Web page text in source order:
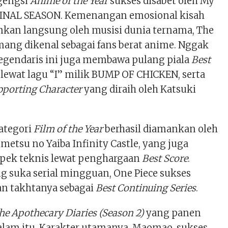
SEASON. Kemenangan emosional kisah
langsung oleh musisi dunia ternama, The
dikenal sebagai fans berat anime. Nggak
ini juga membawa pulang pialaBest
lagu “I” milik BUMP OF CHICKEN, serta
Characteryang diraih oleh Katsuki
Film of the Yearberhasil diamankan oleh
no Yaiba Infinity Castle, yang juga
teknis lewat penghargaanBest Score.
suka serial mingguan, One Piece sukses
takhtanya sebagaiBest Continuing Series.
Apothecary Diaries (Season 2)yang panen